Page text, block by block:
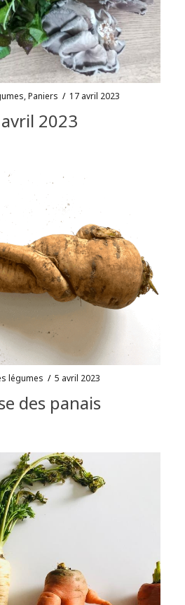
,Paniers / 17 avril 2023
2023
légumes / 5 avril 2023
des panais